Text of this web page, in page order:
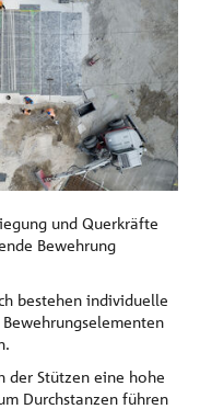
und Querkräfte
Bewehrung
bestehen individuelle
der Stützen eine hohe
Durchstanzen führen